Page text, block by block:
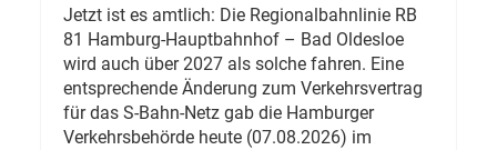
Jetzt ist es amtlich: Die Regionalbahnlinie RB
81 Hamburg-Hauptbahnhof – Bad Oldesloe
wird auch über 2027 als solche fahren. Eine
entsprechende Änderung zum Verkehrsvertrag
für das S-Bahn-Netz gab die Hamburger
Verkehrsbehörde heute (07.08.2026) im